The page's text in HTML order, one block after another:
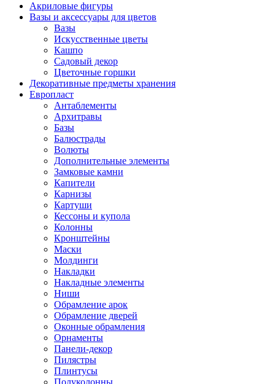
Акриловые фигуры
Вазы и аксессуары для цветов
Вазы
Искусственные цветы
Кашпо
Садовый декор
Цветочные горшки
Декоративные предметы хранения
Европласт
Антаблементы
Архитравы
Базы
Балюстрады
Волюты
Дополнительные элементы
Замковые камни
Капители
Карнизы
Картуши
Кессоны и купола
Колонны
Кронштейны
Маски
Молдинги
Накладки
Накладные элементы
Ниши
Обрамление арок
Обрамление дверей
Оконные обрамления
Орнаменты
Панели-декор
Пилястры
Плинтусы
Полуколонны